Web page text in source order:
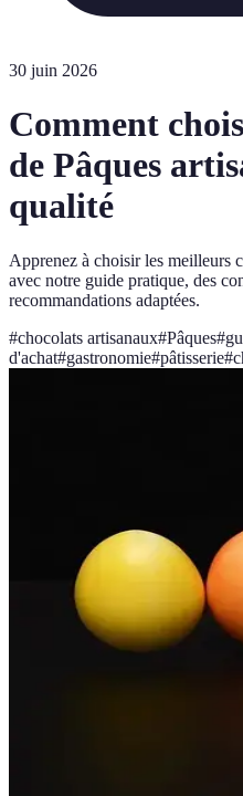
30 juin 2026
Comment
de Pâques
qualité
Apprenez à choisir les meilleurs
avec notre guide pratique, des
recommandations adaptées.
#chocolats artisanaux#Pâques#
d'achat#gastronomie#pâtisserie#